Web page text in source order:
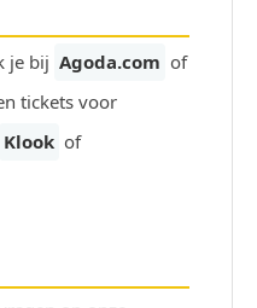
je bij Agoda.com of
tickets voor
Klook of